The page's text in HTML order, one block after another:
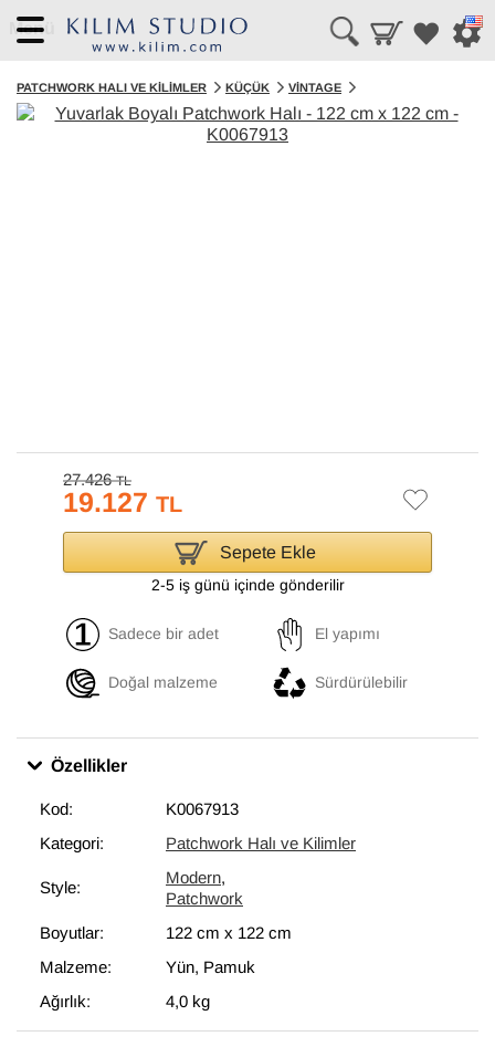
Menü
PATCHWORK HALI VE KILIMLER KÜÇÜK VINTAGE
27.426TL
19.127 TL
Sepete Ekle
2-5 iş günü içinde gönderilir
Sadece bir adet El yapımı
Doğal malzeme Sürdürülebilir
Özellikler
Kod:
K0067913
Kategori:
Patchwork Halı ve Kilimler
Style:
Modern,
Patchwork
Boyutlar:
122 cm x 122 cm
Malzeme:
Yün, Pamuk
Ağırlık:
4,0 kg